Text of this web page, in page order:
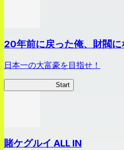
20年前に戻った俺、財閥に
日本一の大富豪を目指せ！
Start
賭ケグルイ ALL IN